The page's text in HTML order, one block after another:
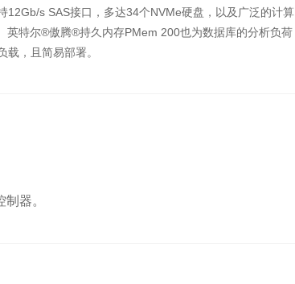
12Gb/s SAS接口，多达34个NVMe硬盘，以及广泛的计算
英特尔®傲腾®持久内存PMem 200也为数据库的分析负荷
，且简易部署。
器。